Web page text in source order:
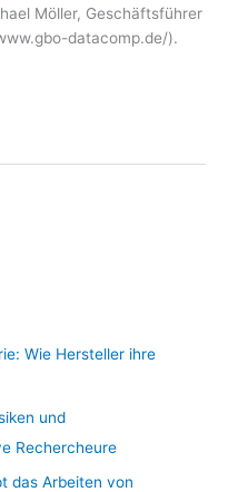
Möller, Geschäftsführer
datacomp.de/).
Wie Hersteller ihre
und
Rechercheure
das Arbeiten von